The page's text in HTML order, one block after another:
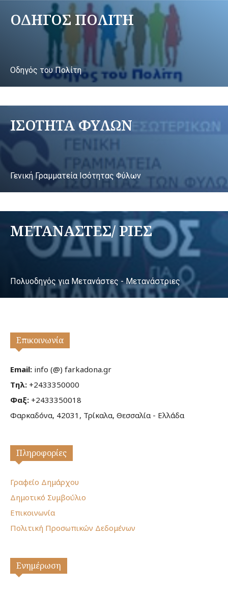
ΟΔΗΓΟΣ ΠΟΛΙΤΗ
Οδηγός του Πολίτη
ΙΣΟΤΗΤΑ ΦΥΛΩΝ
Γενική Γραμματεία Ισότητας Φύλων
ΜΕΤΑΝΑΣΤΕΣ/ ΡΙΕΣ
Πολυοδηγός για Μετανάστες - Μετανάστριες
Επικοινωνία
Email: info (@) farkadona.gr
Τηλ: +2433350000
Φαξ: +2433350018
Φαρκαδόνα, 42031, Τρίκαλα, Θεσσαλία - Ελλάδα
Πληροφορίες
Γραφείο Δημάρχου
Δημοτικό Συμβούλιο
Επικοινωνία
Πολιτική Προσωπικών Δεδομένων
Ενημέρωση